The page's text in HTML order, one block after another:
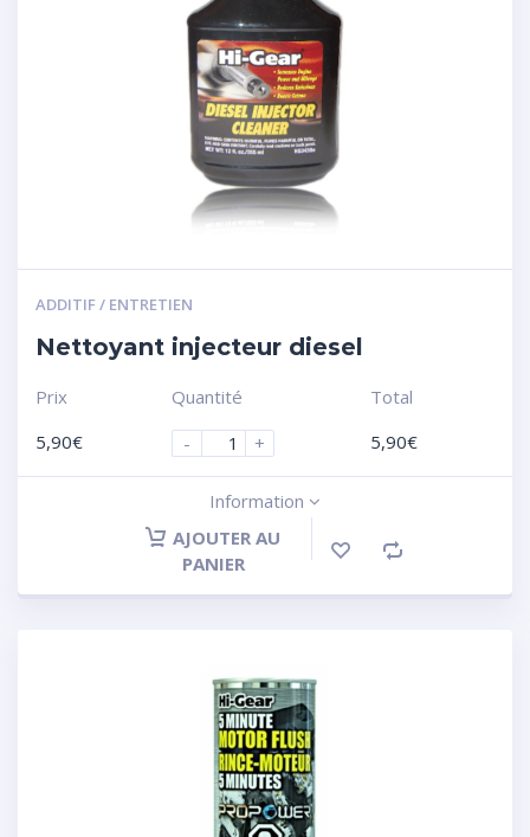
ADDITIF / ENTRETIEN
Nettoyant injecteur diesel
Prix
5,90€
Quantité
-
+
Total
5,90€
Information
AJOUTER AU
PANIER